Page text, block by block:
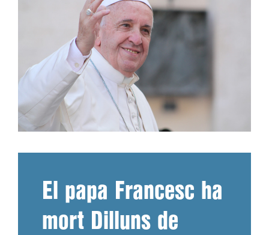
El papa Francesc ha
mort Dilluns de